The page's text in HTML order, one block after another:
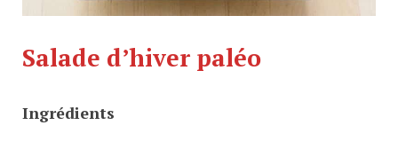
Salade d’hiver paléo
Ingrédients